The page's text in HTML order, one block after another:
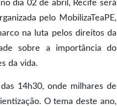
dia 02 de abril, Recife será
pelo MobilizaTeaPE,
na luta pelos direitos da
sobre a importância do
da vida.
14h30, onde milhares de
O tema deste ano,